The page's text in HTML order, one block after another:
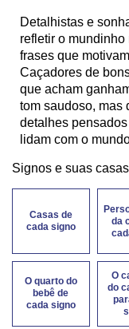
Detalhistas e
refletir o
frases que
Caçadores de
que acham
tom saudoso, mas
detalhes
lidam com o
Signos e suas
Casas de
cada signo
da
O quarto do
bebê de
cada signo
O
do